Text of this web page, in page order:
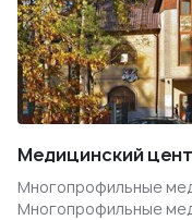
Медицинский
Многопрофильные
Многопрофильные